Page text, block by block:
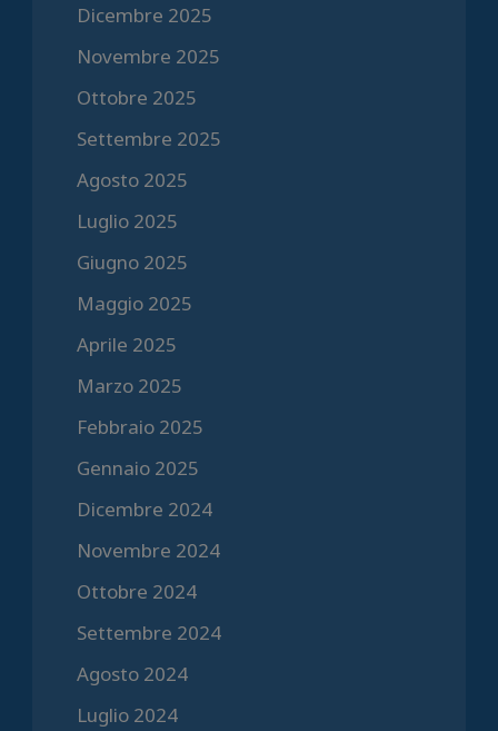
Dicembre 2025
Novembre 2025
Ottobre 2025
Settembre 2025
Agosto 2025
Luglio 2025
Giugno 2025
Maggio 2025
Aprile 2025
Marzo 2025
Febbraio 2025
Gennaio 2025
Dicembre 2024
Novembre 2024
Ottobre 2024
Settembre 2024
Agosto 2024
Luglio 2024